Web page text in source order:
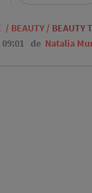
/ BEAUTY/ BEAUTY
de Natalia